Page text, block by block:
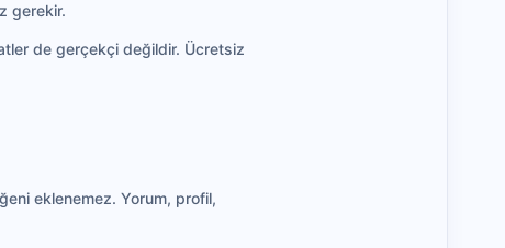
gerekir.
de gerçekçi değildir. Ücretsiz
eklenemez. Yorum, profil,